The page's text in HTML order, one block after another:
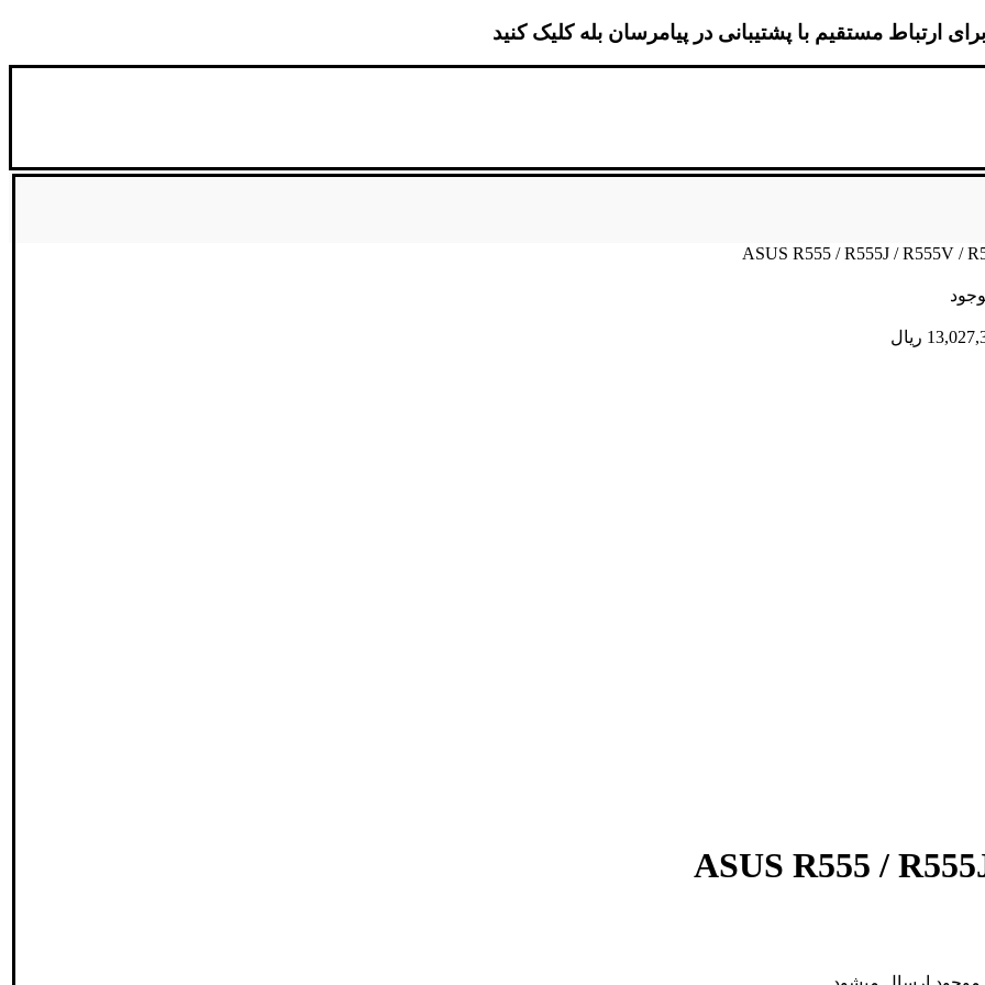
برای ارتباط مستقیم با پشتیبانی در پیامرسان بله کلیک کنید
ریال